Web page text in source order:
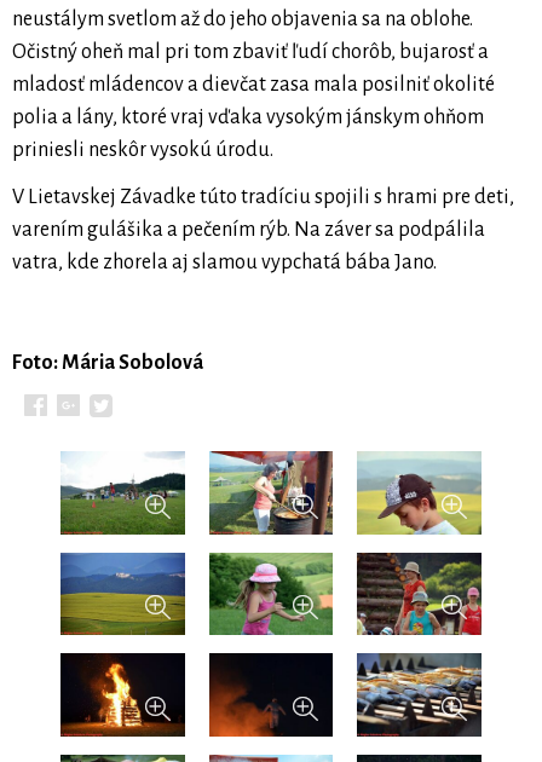
neustálym svetlom až do jeho objavenia sa na oblohe.
Očistný oheň mal pri tom zbaviť ľudí chorôb, bujarosť a
mladosť mládencov a dievčat zasa mala posilniť okolité
polia a lány, ktoré vraj vďaka vysokým jánskym ohňom
priniesli neskôr vysokú úrodu.
V Lietavskej Závadke túto tradíciu spojili s hrami pre deti,
varením gulášika a pečením rýb. Na záver sa podpálila
vatra, kde zhorela aj slamou vypchatá bába Jano.
Foto: Mária Sobolová